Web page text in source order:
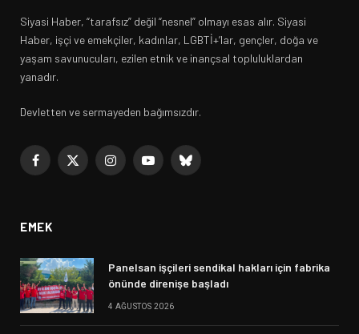
Siyasi Haber, “tarafsız” değil “nesnel” olmayı esas alır. Siyasi
Haber, işçi ve emekçiler, kadınlar, LGBTİ+’lar, gençler, doğa ve
yaşam savunucuları, ezilen etnik ve inançsal topluluklardan
yanadır.
Devletten ve sermayeden bağımsızdır.
Facebook
X
InstagramYouTubeBluesky
EMEK
Panelsan işçileri sendikal hakları için fabrika
önünde direnişe başladı
4 AĞUSTOS 2026